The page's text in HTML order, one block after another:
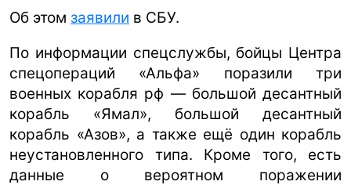
Об этом заявили в СБУ.
По информации спецслужбы, бойцы Центра
спецопераций «Альфа» поразили три
военных корабля рф — большой десантный
корабль «Ямал», большой десантный
корабль «Азов», а также ещё один корабль
неустановленного типа. Кроме того, есть
данные о вероятном поражении